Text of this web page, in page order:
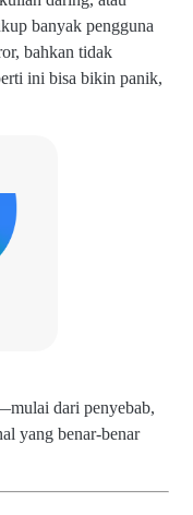
banyak pengguna
bahkan tidak
ini bisa bikin panik,
dari penyebab,
yang benar-benar